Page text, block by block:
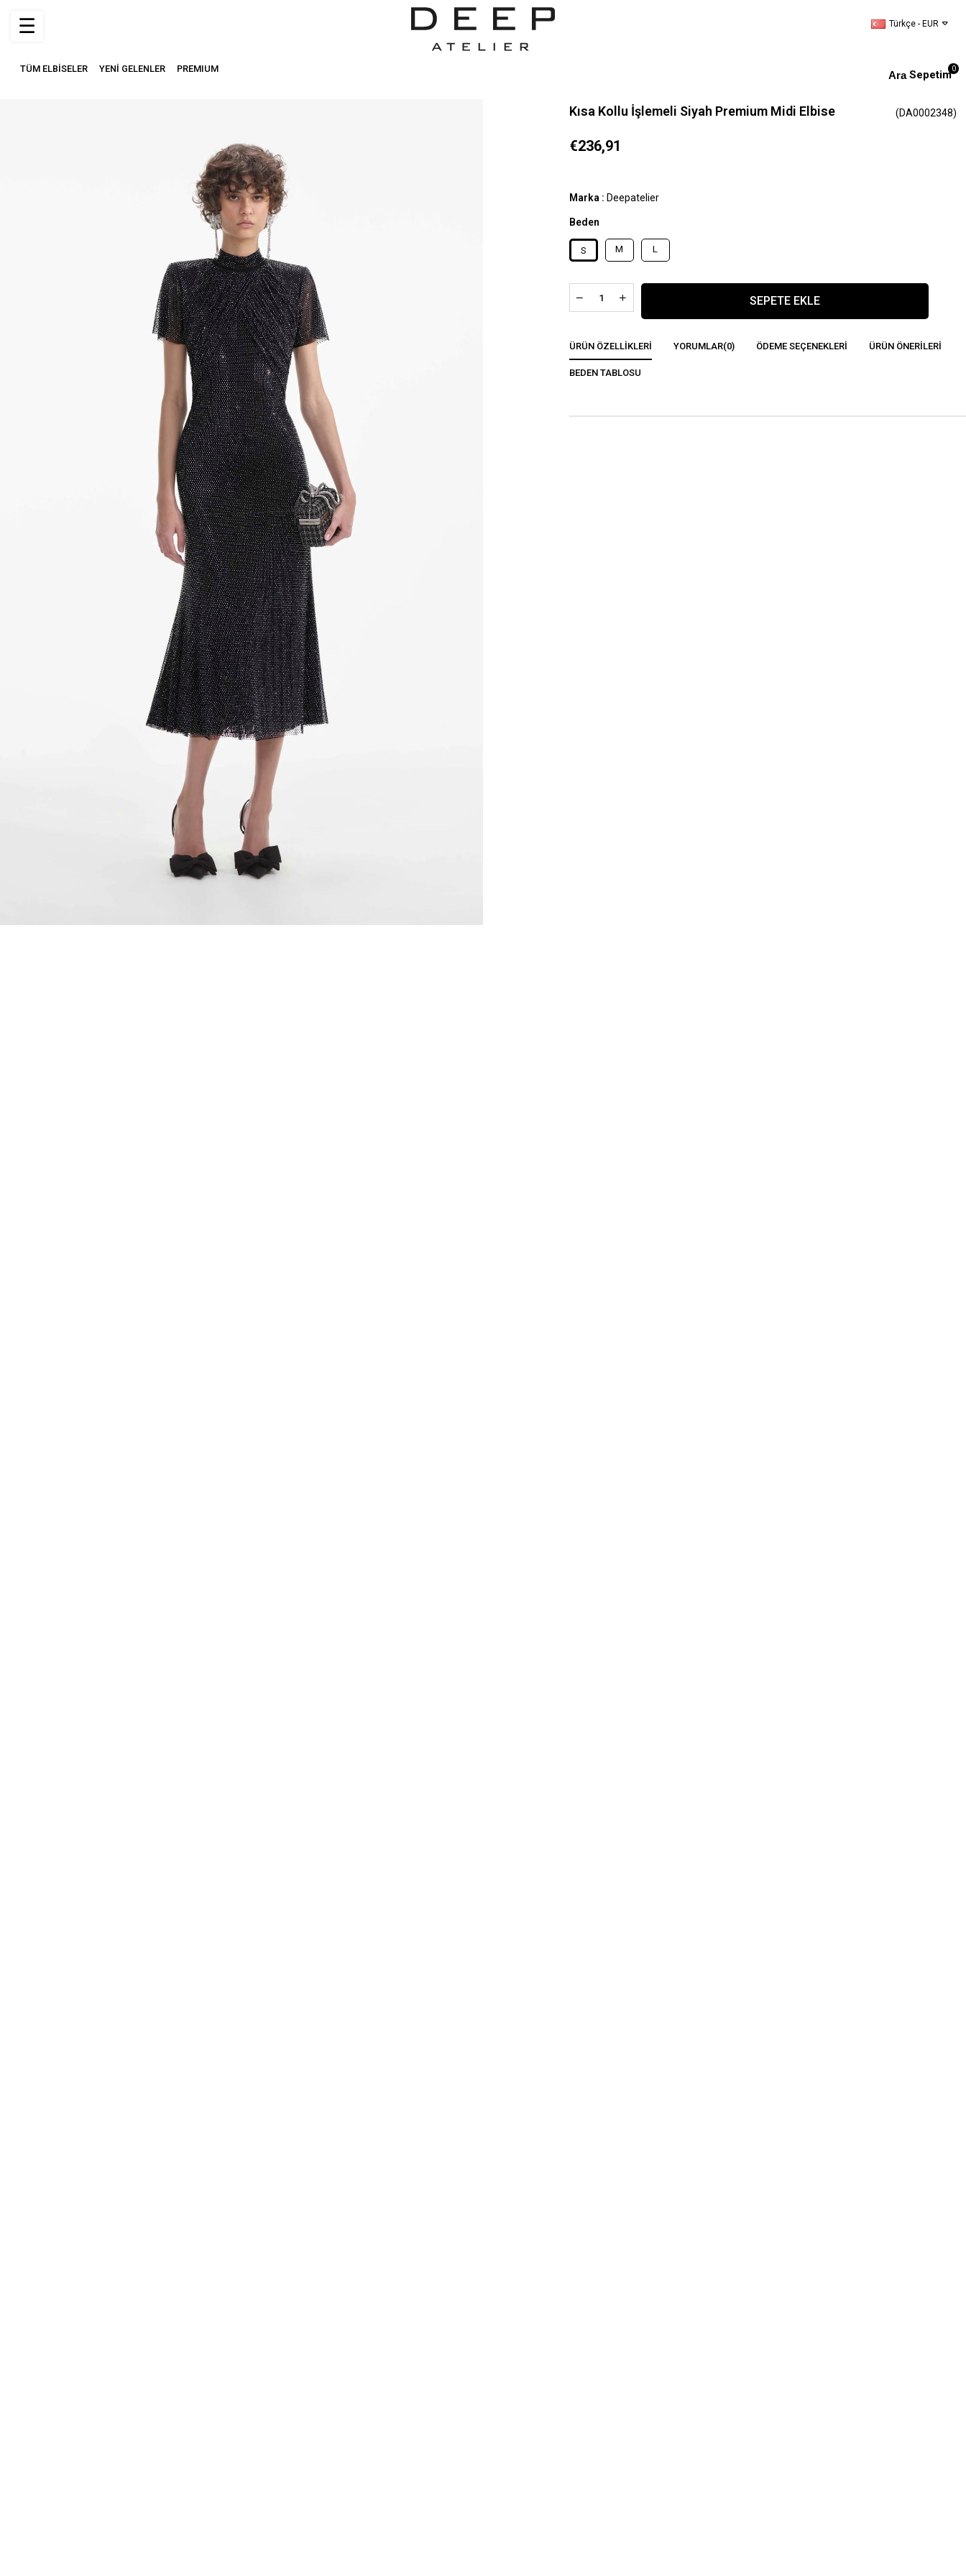
Türkçe - EUR
Sepetim0
TÜM ELBİSELER YENİ GELENLER PREMIUM
☰
Kısa Kollu İşlemeli Siyah Premium Midi Elbise (DA0002348)
€236,91
Marka : Deepatelier
Beden
S M L
ÜRÜN ÖZELLIKLERI YORUMLAR(0) ÖDEME SEÇENEKLERI ÜRÜN ÖNERILERI
BEDEN TABLOSU